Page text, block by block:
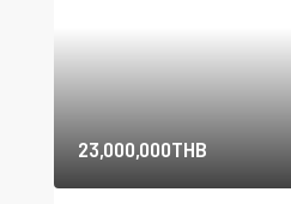
23,000,000THB